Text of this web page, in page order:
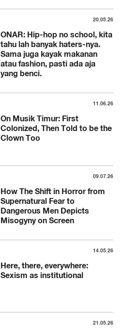
20.05.26
ONAR: Hip-hop no school, kita
tahu lah banyak haters-nya.
Sama juga kayak makanan
atau fashion, pasti ada aja
yang benci.
11.06.26
On Musik Timur: First
Colonized, Then Told to be the
Clown Too
09.07.26
How The Shift in Horror from
Supernatural Fear to
Dangerous Men Depicts
Misogyny on Screen
14.05.26
Here, there, everywhere:
Sexism as institutional
21.05.26